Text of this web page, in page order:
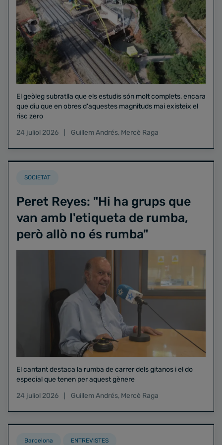
El geòleg subratlla que els estudis són molt complets, encara
que diu que en obres d'aquestes magnituds mai existeix el
risc zero
24 juliol 2026
Guillem Andrés, Mercè Raga
SOCIETAT
Peret Reyes: "Hi ha grups que
van amb l'etiqueta de rumba,
però allò no és rumba"
El cantant destaca la rumba de carrer dels gitanos i el do
especial que tenen per aquest gènere
24 juliol 2026
Guillem Andrés, Mercè Raga
Barcelona ENTREVISTES